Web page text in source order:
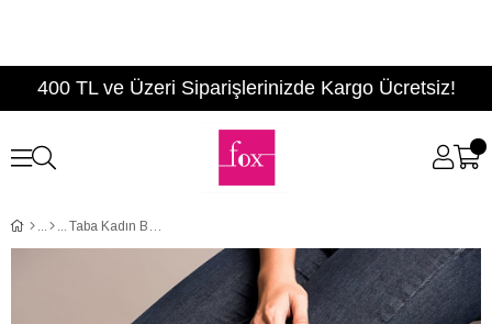
400 TL ve Üzeri Siparişlerinizde Kargo Ücretsiz!
Taba Kadın Bot C518202702